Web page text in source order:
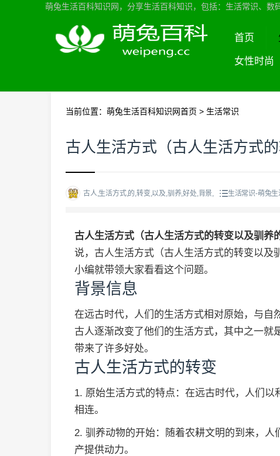
萌兔生活百科知识网，分享生活百科知识，包括：生活常识、
首页
女性时尚
当前位置： 萌兔生活百科知识网首页 > 生活常识
古人生活方式（古人生活方式
古人,生活方式,的,转变,以及,驯养,好处,背景, 生活常识-萌兔生
古人生活方式（古人生活方式的转变以及驯养
说，古人生活方式（古人生活方式的转变以及
小编就带领大家看看这个问题。
背景信息
在远古时代，人们的生活方式相对原始，与自
古人逐渐改变了他们的生活方式，其中之一
带来了许多好处。
古人生活方式的转变
1. 原始生活方式的特点：在远古时代，人们
相连。
2. 驯养动物的开始：随着农耕文明的到来，
产提供动力。